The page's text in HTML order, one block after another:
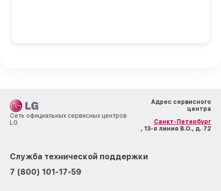
Сеть официальных сервисных центров
LG
Адрес сервисного
центра
Санкт-Петербург
, 13-я линия В.О., д. 72
Служба технической поддержки
7 (800) 101-17-59